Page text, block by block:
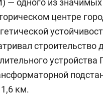
— одного из
центре
км.